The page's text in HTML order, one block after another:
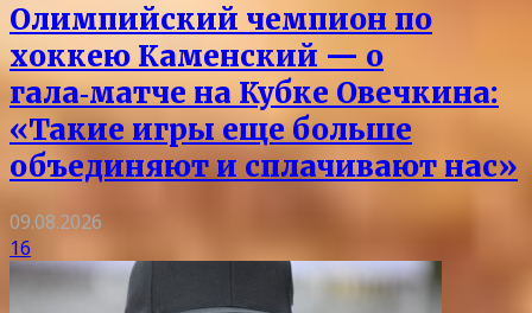
Олимпийский чемпион по
хоккею Каменский — о
гала‑матче на Кубке Овечкина:
«Такие игры еще больше
объединяют и сплачивают нас»
09.08.2026
16